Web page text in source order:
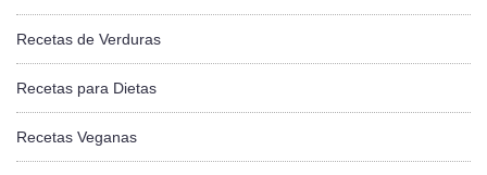
Recetas de Verduras
Recetas para Dietas
Recetas Veganas